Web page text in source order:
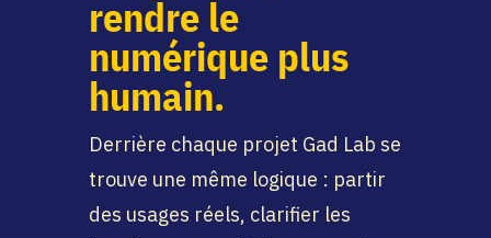
rendre le
numérique plus
humain.
Derrière chaque projet Gad Lab se
trouve une même logique : partir
des usages réels, clarifier les